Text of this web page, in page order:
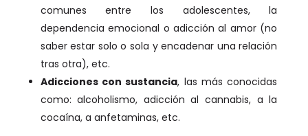
comunes entre los adolescentes, la
dependencia emocional o adicción al amor (no
saber estar solo o sola y encadenar una relación
tras otra), etc.
Adicciones con sustancia, las más conocidas
como: alcoholismo, adicción al cannabis, a la
cocaína, a anfetaminas, etc.